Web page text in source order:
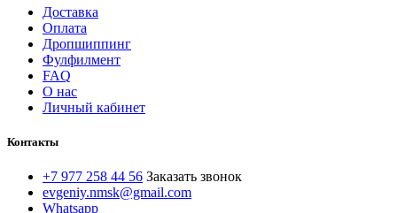
Доставка
Оплата
Дропшиппинг
Фулфилмент
FAQ
О нас
Личный кабинет
Контакты
+7 977 258 44 56 Заказать звонок
evgeniy.nmsk@gmail.com
Whatsapp